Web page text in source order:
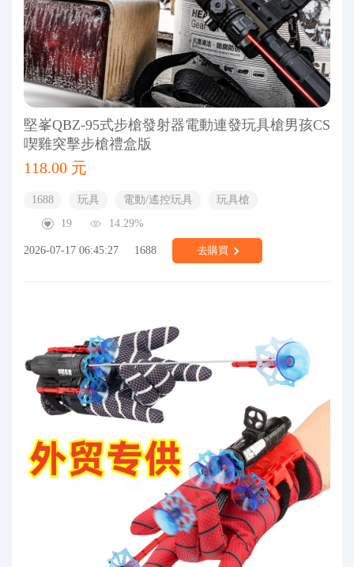
堅峯QBZ-95式步槍發射器電動連發玩具槍男孩CS
喫雞突擊步槍禮盒版
118.00 元
1688 玩具 電動/遙控玩具
玩具槍
19
14.29%
2026-07-17 06:45:27 1688 去購買